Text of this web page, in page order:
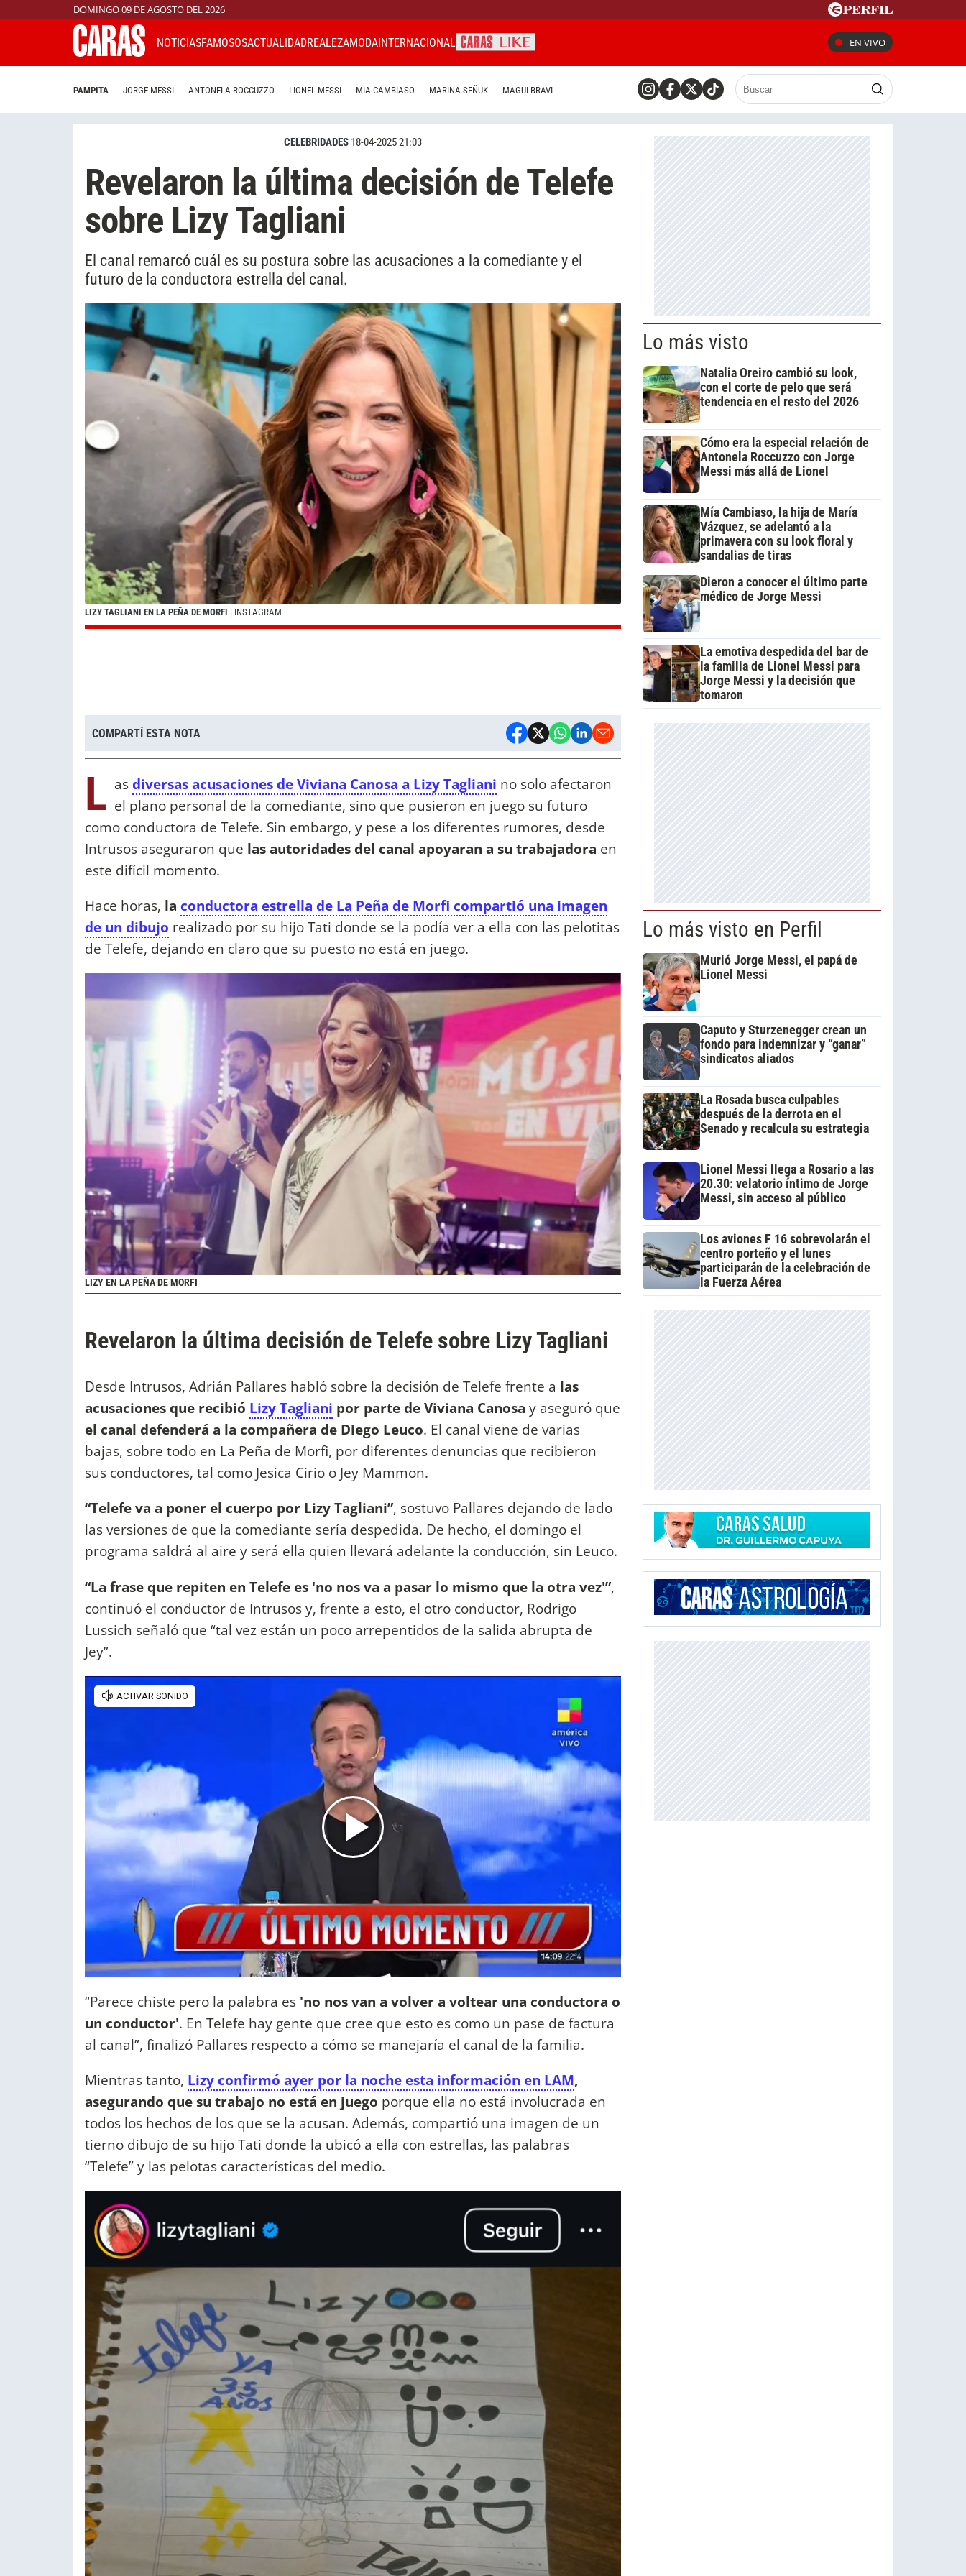
DOMINGO 09 DE AGOSTO DEL 2026
NOTICIASFAMOSOSACTUALIDADREALEZAMODAINTERNACIONAL EN VIVO
PAMPITA JORGE MESSI ANTONELA ROCCUZZO LIONEL MESSI MIA CAMBIASO MARINA SEÑUK MAGUI BRAVI
CELEBRIDADES 18-04-2025 21:03
Revelaron la última decisión de Telefe
sobre Lizy Tagliani
El canal remarcó cuál es su postura sobre las acusaciones a la comediante y el
futuro de la conductora estrella del canal.
LIZY TAGLIANI EN LA PEÑA DE MORFI | INSTAGRAM
COMPARTÍ ESTA NOTA
L asdiversas acusaciones de Viviana Canosa a Lizy Tagliani no solo afectaron
el plano personal de la comediante, sino que pusieron en juego su futuro
como conductora de Telefe. Sin embargo, y pese a los diferentes rumores, desde
Intrusos aseguraron que las autoridades del canal apoyaran a su trabajadora en
este difícil momento.
Hace horas, la conductora estrella de La Peña de Morfi compartió una imagen
de un dibujo realizado por su hijo Tati donde se la podía ver a ella con las pelotitas
de Telefe, dejando en claro que su puesto no está en juego.
LIZY EN LA PEÑA DE MORFI
Revelaron la última decisión de Telefe sobre Lizy Tagliani
Desde Intrusos, Adrián Pallares habló sobre la decisión de Telefe frente a las
acusaciones que recibió Lizy Tagliani por parte de Viviana Canosa y aseguró que
el canal defenderá a la compañera de Diego Leuco. El canal viene de varias
bajas, sobre todo en La Peña de Morfi, por diferentes denuncias que recibieron
sus conductores, tal como Jesica Cirio o Jey Mammon.
“Telefe va a poner el cuerpo por Lizy Tagliani”, sostuvo Pallares dejando de lado
las versiones de que la comediante sería despedida. De hecho, el domingo el
programa saldrá al aire y será ella quien llevará adelante la conducción, sin Leuco.
“La frase que repiten en Telefe es 'no nos va a pasar lo mismo que la otra vez'”,
continuó el conductor de Intrusos y, frente a esto, el otro conductor, Rodrigo
Lussich señaló que “tal vez están un poco arrepentidos de la salida abrupta de
Jey”.
“Parece chiste pero la palabra es 'no nos van a volver a voltear una conductora o
un conductor'. En Telefe hay gente que cree que esto es como un pase de factura
al canal”, finalizó Pallares respecto a cómo se manejaría el canal de la familia.
Mientras tanto, Lizy confirmó ayer por la noche esta información en LAM,
asegurando que su trabajo no está en juego porque ella no está involucrada en
todos los hechos de los que se la acusan. Además, compartió una imagen de un
tierno dibujo de su hijo Tati donde la ubicó a ella con estrellas, las palabras
“Telefe” y las pelotas características del medio.
Lo más visto
Natalia Oreiro cambió su look,
con el corte de pelo que será
tendencia en el resto del 2026
Cómo era la especial relación de
Antonela Roccuzzo con Jorge
Messi más allá de Lionel
Mía Cambiaso, la hija de María
Vázquez, se adelantó a la
primavera con su look floral y
sandalias de tiras
Dieron a conocer el último parte
médico de Jorge Messi
La emotiva despedida del bar de
la familia de Lionel Messi para
Jorge Messi y la decisión que
tomaron
Lo más visto en Perfil
Murió Jorge Messi, el papá de
Lionel Messi
Caputo y Sturzenegger crean un
fondo para indemnizar y “ganar”
sindicatos aliados
La Rosada busca culpables
después de la derrota en el
Senado y recalcula su estrategia
Lionel Messi llega a Rosario a las
20.30: velatorio íntimo de Jorge
Messi, sin acceso al público
Los aviones F 16 sobrevolarán el
centro porteño y el lunes
participarán de la celebración de
la Fuerza Aérea